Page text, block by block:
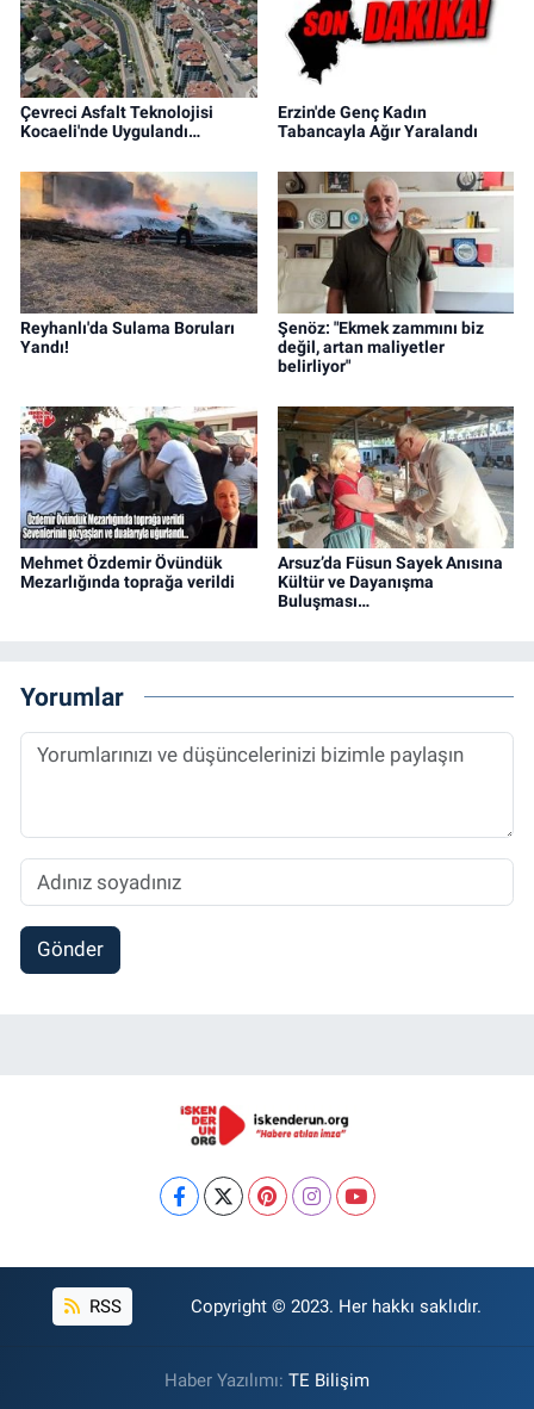
Çevreci Asfalt Teknolojisi
Kocaeli'nde Uygulandı…
Erzin'de Genç Kadın
Tabancayla Ağır Yaralandı
Reyhanlı'da Sulama Boruları
Yandı!
Şenöz: "Ekmek zammını biz
değil, artan maliyetler
belirliyor"
Mehmet Özdemir Övündük
Mezarlığında toprağa verildi
Arsuz’da Füsun Sayek Anısına
Kültür ve Dayanışma
Buluşması…
Yorumlar
Gönder
RSS Copyright © 2023. Her hakkı saklıdır.
Haber Yazılımı: TE Bilişim